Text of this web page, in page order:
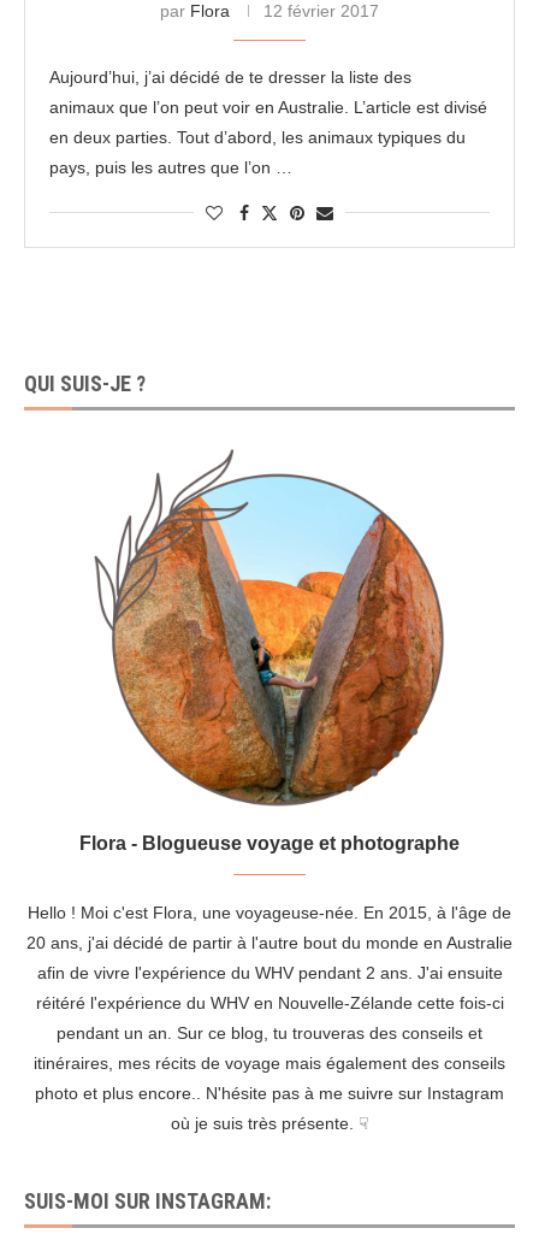
par Flora 12 février 2017
Aujourd’hui, j’ai décidé de te dresser la liste des
animaux que l’on peut voir en Australie. L’article est divisé
en deux parties. Tout d’abord, les animaux typiques du
pays, puis les autres que l’on …
QUI SUIS-JE ?
Flora - Blogueuse voyage et photographe
Hello ! Moi c'est Flora, une voyageuse-née. En 2015, à l'âge de
20 ans, j'ai décidé de partir à l'autre bout du monde en Australie
afin de vivre l'expérience du WHV pendant 2 ans. J'ai ensuite
réitéré l'expérience du WHV en Nouvelle-Zélande cette fois-ci
pendant un an. Sur ce blog, tu trouveras des conseils et
itinéraires, mes récits de voyage mais également des conseils
photo et plus encore.. N'hésite pas à me suivre sur Instagram
où je suis très présente. ☟
SUIS-MOI SUR INSTAGRAM: